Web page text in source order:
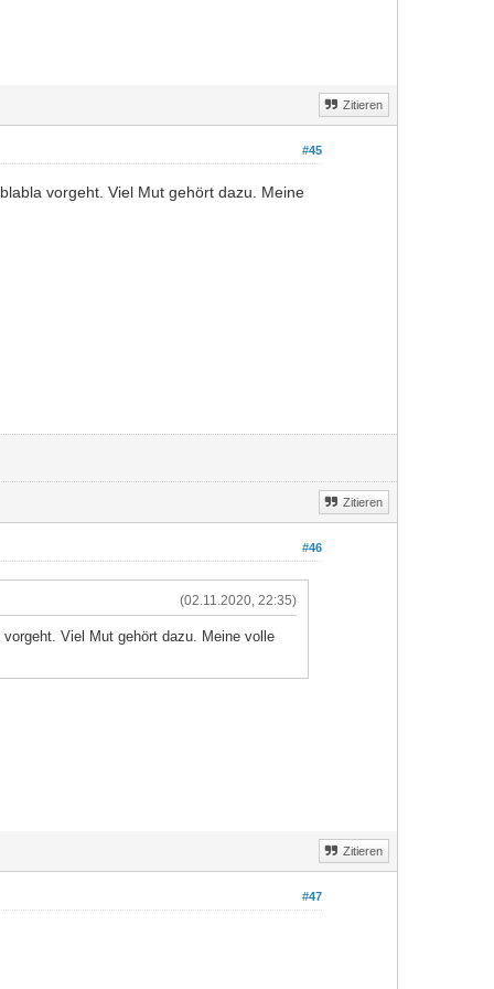
Zitieren
#45
vorgeht. Viel Mut gehört dazu. Meine
Zitieren
#46
(02.11.2020, 22:35)
Viel Mut gehört dazu. Meine volle
Zitieren
#47